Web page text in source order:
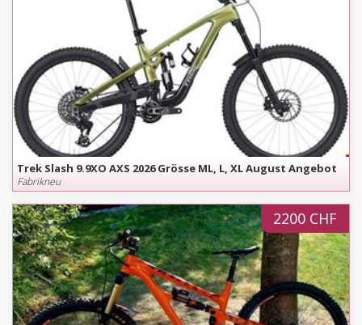
Trek Slash 9.9XO AXS 2026 Grösse ML, L, XL August Angebot
Fabrikneu
2200 CHF